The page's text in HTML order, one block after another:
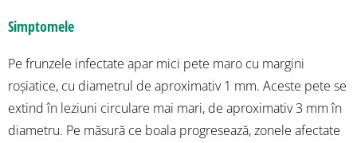
Simptomele
Pe frunzele infectate apar mici pete maro cu margini
roșiatice, cu diametrul de aproximativ 1 mm. Aceste pete se
extind în leziuni circulare mai mari, de aproximativ 3 mm în
diametru. Pe măsură ce boala progresează, zonele afectate